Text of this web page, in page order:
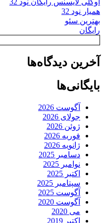
همیار نود 32
بهترین سئو
رایگان
آخرین دیدگاه‌ها
بایگانی‌ها
آگوست 2026
جولای 2026
ژوئن 2026
فوریه 2026
ژانویه 2026
دسامبر 2025
نوامبر 2025
اکتبر 2025
سپتامبر 2025
آگوست 2025
آگوست 2020
می 2020
اکتبر 2019